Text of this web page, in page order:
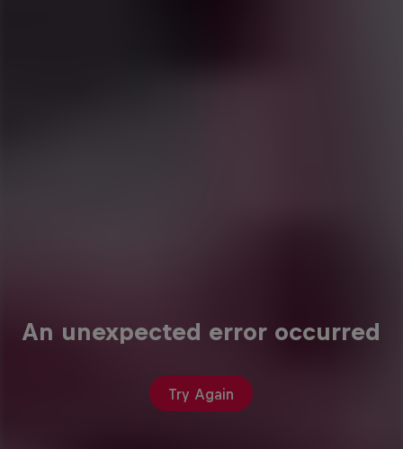
An unexpected error occurred
Try Again